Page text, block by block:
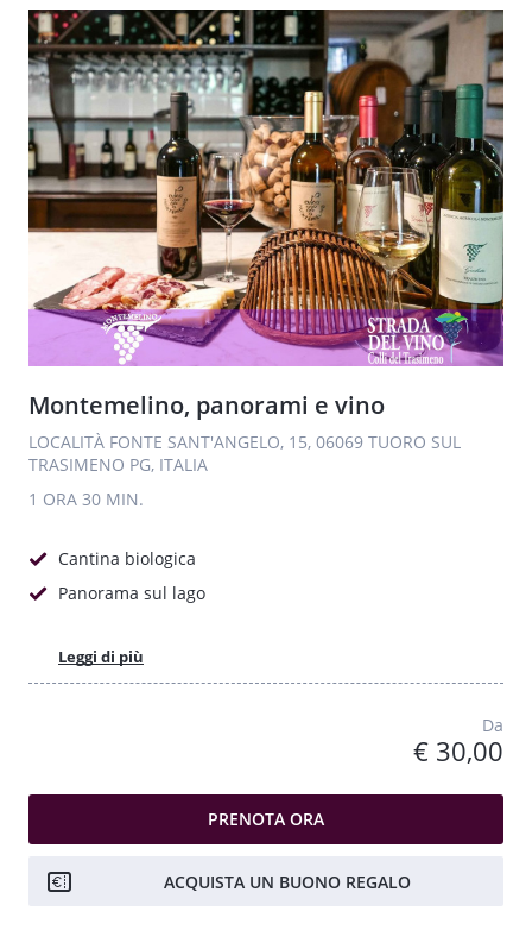
Montemelino, panorami e vino
LOCALITÀ FONTE SANT'ANGELO, 15, 06069 TUORO SUL
TRASIMENO PG, ITALIA
1 ORA 30 MIN.
Cantina biologica
Panorama sul lago
Leggi di più
Da
€ 30,00
PRENOTA ORA
ACQUISTA UN BUONO REGALO